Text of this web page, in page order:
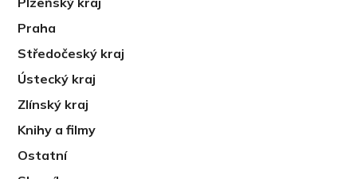
Praha
Středočeský kraj
Ústecký kraj
Zlínský kraj
Knihy a filmy
Ostatní